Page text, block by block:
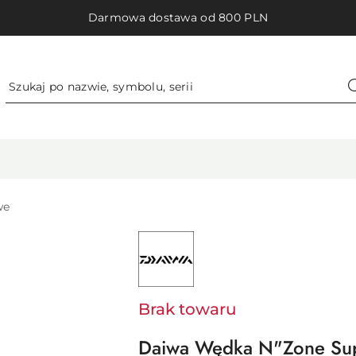
Darmowa dostawa od 800 PLN
NAZWA
DAIWA
Brak towaru
Daiwa Wędka N"Zone